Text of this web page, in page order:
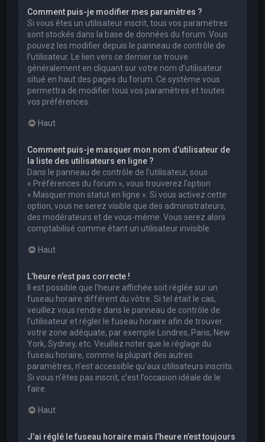
Comment puis-je modifier mes paramètres ?
Si vous êtes un utilisateur inscrit, tous vos paramètres
sont stockés dans la base de données du forum. Vous
pouvez les modifier depuis le panneau de contrôle de
l’utilisateur. Le lien vers ce dernier se trouve
généralement en cliquant sur votre nom d’utilisateur
situé en haut des pages du forum. Ce système vous
permettra de modifier tous vos paramètres et toutes
vos préférences.
Haut
Comment puis-je masquer mon nom d’utilisateur de
la liste des utilisateurs en ligne ?
Dans le panneau de contrôle de l’utilisateur, sous
« Préférences du forum », vous trouverez l’option
« Masquer mon statut en ligne ». Si vous activez cette
option, vous ne serez visible que des administrateurs,
des modérateurs et de vous-même. Vous serez alors
comptabilisé comme étant un utilisateur invisible.
Haut
L’heure n’est pas correcte !
Il est possible que l’heure affichée soit réglée sur un
fuseau horaire différent du vôtre. Si tel était le cas,
veuillez vous rendre dans le panneau de contrôle de
l’utilisateur et régler le fuseau horaire afin de trouver
votre zone adéquate, par exemple Londres, Paris, New
York, Sydney, etc. Veuillez noter que le réglage du
fuseau horaire, comme la plupart des autres
paramètres, n’est accessible qu’aux utilisateurs inscrits.
Si vous n’êtes pas inscrit, c’est l’occasion idéale de le
faire.
Haut
J’ai réglé le fuseau horaire mais l’heure n’est toujours